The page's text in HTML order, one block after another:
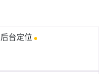
后台定位